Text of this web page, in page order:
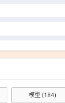
模型 (184)